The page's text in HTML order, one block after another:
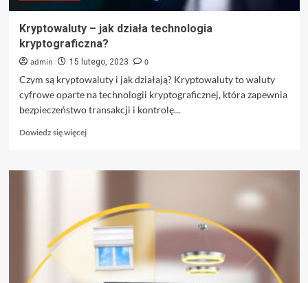
Kryptowaluty – jak działa technologia
kryptograficzna?
admin 15 lutego, 2023
0
Czym są kryptowaluty i jak działają? Kryptowaluty to waluty
cyfrowe oparte na technologii kryptograficznej, która zapewnia
bezpieczeństwo transakcji i kontrolę...
Dowiedz się więcejDowiedz
działa
technologia
kryptograficzna?